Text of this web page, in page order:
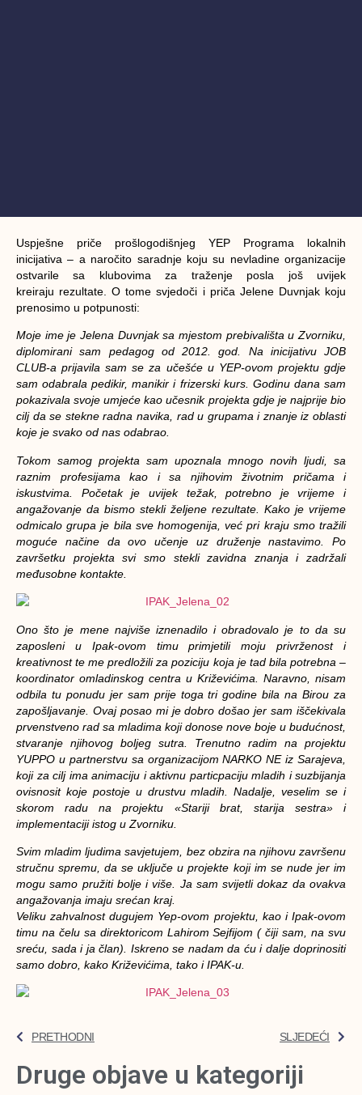
Uspješne priče prošlogodišnjeg YEP Programa lokalnih
inicijativa – a naročito saradnje koju su nevladine organizacije
ostvarile sa klubovima za traženje posla još uvijek
kreiraju rezultate. O tome svjedoči i priča Jelene Duvnjak koju
prenosimo u potpunosti:
Moje ime je Jelena Duvnjak sa mjestom prebivališta u Zvorniku,
diplomirani sam pedagog od 2012. god. Na inicijativu JOB
CLUB-a prijavila sam se za učešće u YEP-ovom projektu gdje
sam odabrala pedikir, manikir i frizerski kurs. Godinu dana sam
pokazivala svoje umjeće kao učesnik projekta gdje je najprije bio
cilj da se stekne radna navika, rad u grupama i znanje iz oblasti
koje je svako od nas odabrao.
Tokom samog projekta sam upoznala mnogo novih ljudi, sa
raznim profesijama kao i sa njihovim životnim pričama i
iskustvima. Početak je uvijek težak, potrebno je vrijeme i
angažovanje da bismo stekli željene rezultate. Kako je vrijeme
odmicalo grupa je bila sve homogenija, već pri kraju smo tražili
moguće načine da ovo učenje uz druženje nastavimo. Po
završetku projekta svi smo stekli zavidna znanja i zadržali
međusobne kontakte.
Ono što je mene najviše iznenadilo i obradovalo je to da su
zaposleni u Ipak-ovom timu primjetili moju privrženost i
kreativnost te me predložili za poziciju koja je tad bila potrebna –
koordinator omladinskog centra u Križevićima. Naravno, nisam
odbila tu ponudu jer sam prije toga tri godine bila na Birou za
zapošljavanje. Ovaj posao mi je dobro došao jer sam iščekivala
prvenstveno rad sa mladima koji donose nove boje u budućnost,
stvaranje njihovog boljeg sutra. Trenutno radim na projektu
YUPPO u partnerstvu sa organizacijom NARKO NE iz Sarajeva,
koji za cilj ima animaciju i aktivnu particpaciju mladih i suzbijanja
ovisnosit koje postoje u drustvu mladih. Nadalje, veselim se i
skorom radu na projektu «Stariji brat, starija sestra» i
implementaciji istog u Zvorniku.
Svim mladim ljudima savjetujem, bez obzira na njihovu završenu
stručnu spremu, da se uključe u projekte koji im se nude jer im
mogu samo pružiti bolje i više. Ja sam svijetli dokaz da ovakva
angažovanja imaju srećan kraj.
Veliku zahvalnost dugujem Yep-ovom projektu, kao i Ipak-ovom
timu na čelu sa direktoricom Lahirom Sejfijom ( čiji sam, na svu
sreću, sada i ja član). Iskreno se nadam da ću i dalje doprinositi
samo dobro, kako Križevićima, tako i IPAK-u.
PRETHODNI SLJEDEĆI
Druge objave u kategoriji